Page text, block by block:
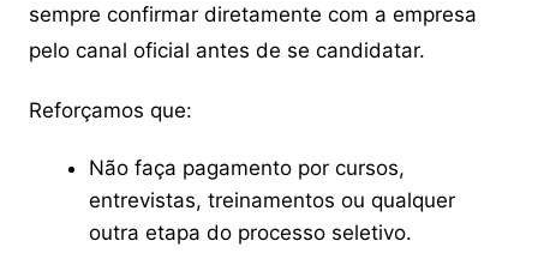
sempre confirmar diretamente com a empresa
pelo canal oficial antes de se candidatar.
Reforçamos que:
Não faça pagamento por cursos,
entrevistas, treinamentos ou qualquer
outra etapa do processo seletivo.